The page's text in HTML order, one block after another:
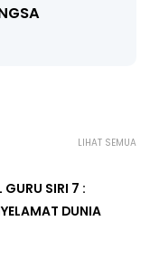
2 OLEH CIKG...
LIHAT SEMUA
SIRI 7 :
DUNIA